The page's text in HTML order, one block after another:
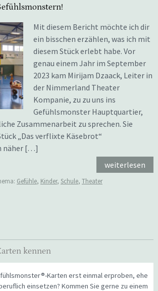
Mit diesem Bericht möchte ich dir
ein bisschen erzählen, was ich mit
diesem Stück erlebt habe. Vor
genau einem Jahr im September
2023 kam Mirijam Dzaack, Leiter in
der Nimmerland Theater
Kompanie, zu zu uns ins
Gefühlsmonster Hauptquartier,
Zusammenarbeit zu sprechen. Sie
„Das verflixte Käsebrot“
näher […]
weiterlesen
Gefühle, Kinder, Schule, Theater
kennen
Karten erst einmal erproben, ehe
einsetzen? Kommen Sie gerne zu einem